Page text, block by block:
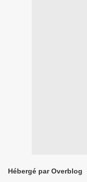
Hébergé par Overblog